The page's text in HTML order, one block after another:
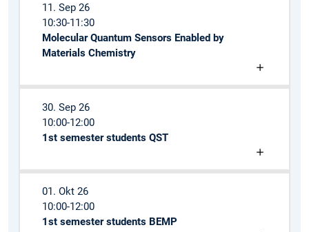
11. Sep 26
10:30-11:30
Molecular Quantum Sensors Enabled by
Materials Chemistry
30. Sep 26
10:00-12:00
1st semester students QST
01. Okt 26
10:00-12:00
1st semester students BEMP